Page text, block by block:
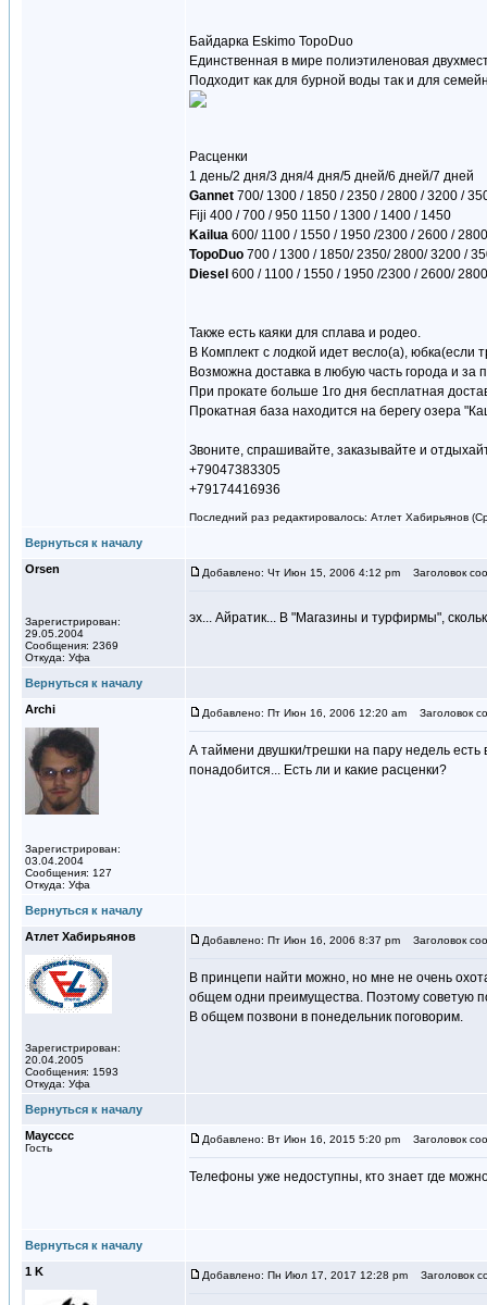
Байдарка Eskimo TopoDuo
Единственная в мире полиэтиленовая
Подходит как для бурной воды так и для
Расценки
1 день/2 дня/3 дня/4 дня/5 дней/6 дней/7 дней
Gannet 700/ 1300 / 1850 / 2350 / 2800 / 3200 /
Fiji 400 / 700 / 950 1150 / 1300 / 1400 / 1450
Kailua 600/ 1100 / 1550 / 1950 /2300 / 2600 / 2800
TopoDuo 700 / 1300 / 1850/ 2350/ 2800/ 3200 /
Diesel 600 / 1100 / 1550 / 1950 /2300 / 2600/ 2800
Также есть каяки для сплава и родео.
В Комплект с лодкой идет весло(а), юбка(если
Возможна доставка в любую часть города и
При прокате больше 1го дня бесплатная
Прокатная база находится на берегу озера
Звоните, спрашивайте, заказывайте и
+79047383305
+79174416936
Последний раз редактировалось: Атлет Хабирьянов
Вернуться к началу
Orsen
Зарегистрирован:
29.05.2004
Сообщения: 2369
Откуда: Уфа
Добавлено: Чт Июн 15, 2006 4:12 pm Заголовок
эх... Айратик... В "Магазины и турфирмы",
Вернуться к началу
Archi
Зарегистрирован:
03.04.2004
Сообщения: 127
Откуда: Уфа
Добавлено: Пт Июн 16, 2006 12:20 am Заголовок
А таймени двушки/трешки на пару недель
понадобится... Есть ли и какие расценки?
Вернуться к началу
Атлет Хабирьянов
Зарегистрирован:
20.04.2005
Сообщения: 1593
Откуда: Уфа
Добавлено: Пт Июн 16, 2006 8:37 pm Заголовок
В принцепи найти можно, но мне не очень
общем одни преимущества. Поэтому советую
В общем позвони в понедельник поговорим.
Вернуться к началу
Maycccc
Гость
Добавлено: Вт Июн 16, 2015 5:20 pm Заголовок
Телефоны уже недоступны, кто знает где
Вернуться к началу
1 K
Добавлено: Пн Июл 17, 2017 12:28 pm Заголовок